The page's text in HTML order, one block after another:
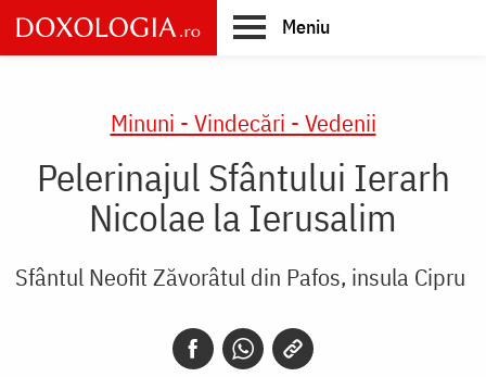
Skip
to
main
Meniu
Minuni - Vindecări - Vedenii
Pelerinajul Sfântului Ierarh
Nicolae la Ierusalim
Sfântul Neofit Zăvorâtul din Pafos, insula Cipru